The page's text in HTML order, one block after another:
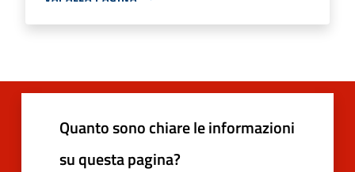
Quanto sono chiare le informazioni
su questa pagina?